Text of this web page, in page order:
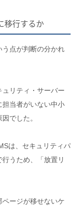
移行するか
う点が判断の分かれ
リティ・サーバー
当者がいない中小
でした。
は、セキュリティパ
うため、「放置リ
ージが移せないケ